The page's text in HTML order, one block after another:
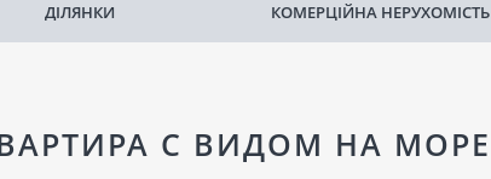
ДІЛЯНКИ КОМЕРЦІЙНА НЕРУХОМІСТЬ
С ВИДОМ НА МОРЕ